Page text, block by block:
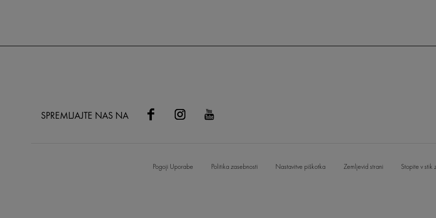
SPREMLJAJTE NAS NA
Pogoji Uporabe Politika zasebnosti Nastavitve piškotka Zemljevid strani Stopite v stik